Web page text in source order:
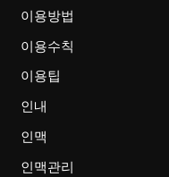
이용방법
이용수칙
이용팁
인내
인맥
인맥관리